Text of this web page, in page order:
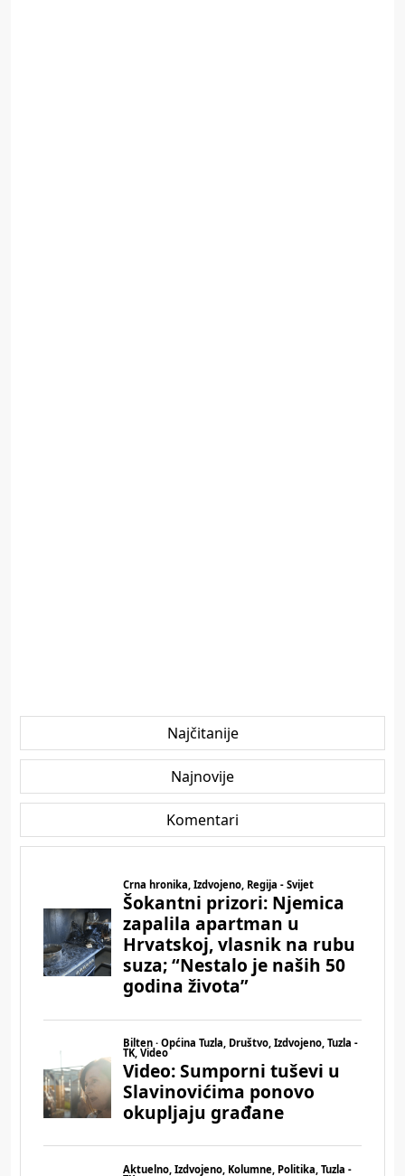
Najčitanije
Najnovije
Komentari